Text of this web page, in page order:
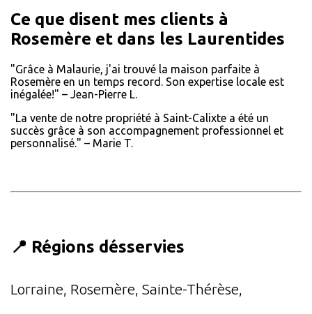
Ce que disent mes clients à
Rosemère et dans les Laurentides
"Grâce à Malaurie, j'ai trouvé la maison parfaite à
Rosemère en un temps record. Son expertise locale est
inégalée!" – Jean-Pierre L.
"La vente de notre propriété à Saint-Calixte a été un
succès grâce à son accompagnement professionnel et
personnalisé." – Marie T.
📍 Régions désservies
Lorraine, Rosemère, Sainte-Thérèse,